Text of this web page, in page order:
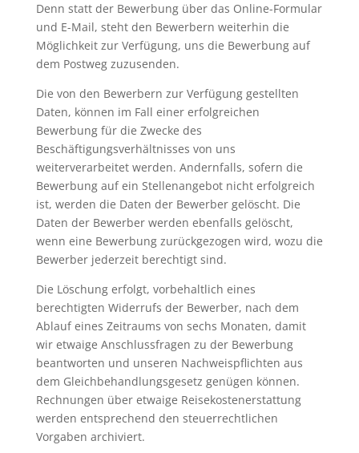
Denn statt der Bewerbung über das Online-Formular
und E-Mail, steht den Bewerbern weiterhin die
Möglichkeit zur Verfügung, uns die Bewerbung auf
dem Postweg zuzusenden.
Die von den Bewerbern zur Verfügung gestellten
Daten, können im Fall einer erfolgreichen
Bewerbung für die Zwecke des
Beschäftigungsverhältnisses von uns
weiterverarbeitet werden. Andernfalls, sofern die
Bewerbung auf ein Stellenangebot nicht erfolgreich
ist, werden die Daten der Bewerber gelöscht. Die
Daten der Bewerber werden ebenfalls gelöscht,
wenn eine Bewerbung zurückgezogen wird, wozu die
Bewerber jederzeit berechtigt sind.
Die Löschung erfolgt, vorbehaltlich eines
berechtigten Widerrufs der Bewerber, nach dem
Ablauf eines Zeitraums von sechs Monaten, damit
wir etwaige Anschlussfragen zu der Bewerbung
beantworten und unseren Nachweispflichten aus
dem Gleichbehandlungsgesetz genügen können.
Rechnungen über etwaige Reisekostenerstattung
werden entsprechend den steuerrechtlichen
Vorgaben archiviert.